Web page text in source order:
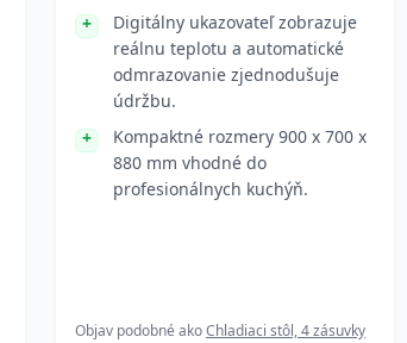
Digitálny ukazovateľ zobrazuje
reálnu teplotu a automatické
odmrazovanie zjednodušuje
údržbu.
Kompaktné rozmery 900 x 700 x
880 mm vhodné do
profesionálnych kuchýň.
Objav podobné akoChladiaci stôl, 4 zásuvky